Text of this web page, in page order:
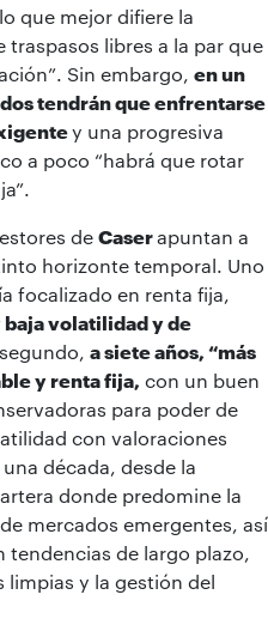
que mejor difiere la
libres a la par que
Sin embargo, en un
tendrán que enfrentarse
y una progresiva
a poco “habrá que rotar
de Caserapuntan a
horizonte temporal. Uno
focalizado en renta fija,
volatilidad y de
segundo, a siete años, “más
y renta fija, con un buen
para poder de
con valoraciones
década, desde la
donde predomine la
mercados emergentes, así
de largo plazo,
limpias y la gestión del